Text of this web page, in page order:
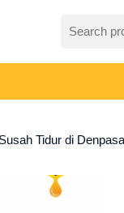
for:
Tidur di